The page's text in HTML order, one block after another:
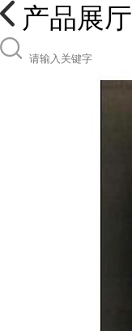
产品展厅